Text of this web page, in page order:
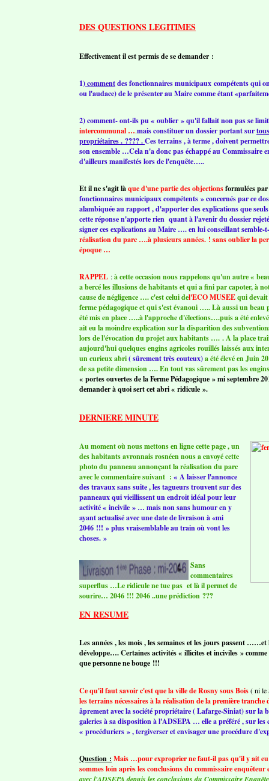
DES QUESTIONS LEGITIMES
Effectivement il est permis de se demander :
1)commentdes fonctionnaires municipaux compétents qui
ou l'audace) de le présenter au Maire comme étant
2) comment- ont-ils pu « oublier » qu'il fallait non pas se
intercommunal ….mais constituer un dossier portant sur
propriétaires . ???? .Ces terrains , à terme , doivent
son ensemble …Cela n'a donc pas échappé au Commissaire
d'ailleurs manifestés lors de l'enquête…..
Et il ne s'agit làque d'une partie des objectionsformulées
fonctionnaires municipaux compétents » concernés par ce
alambiquée au rapport , d'apporter des explications que
cette réponse n'apporte rien quant à l'avenir du dossier
signer ces explications au Maire …. en lui conseillant
réalisation du parc ….à plusieurs années. ! sans oublier la
époque …
RAPPEL :à cette occasion nous rappelons qu'un autre «
a bercé les illusions de habitants et qui a fini par capoter, à
cause de négligence …. c'est celui del'ECO MUSEEqui
ferme pédagogique et qui s'est évanoui ….. Là aussi un beau
été mis en place …..à l'approche d'élections….puis a été
ait eu la moindre explication sur la disparition des
lors de l'évocation du projet aux habitants …. . A la place
aujourd'hui quelques engins agricoles rouillés laissés aux
un curieux abri( sûrement très couteux)a été élevé en Juin
de sa petite dimension …. En tout vas sûrement pas les
« portes ouvertes de la Ferme Pédagogique » mi septembre
demander à quoi sert cet abri « ridicule ».
DERNIERE MINUTE
Au moment où nous mettons en ligne cette page , un
des habitants avronnais rosnéen nous a envoyé cette
photo du panneau annonçant la réalisation du parc
avec le commentaire suivant : « A laisser l'annonce
des travaux sans suite , les tagueurs trouvent sur des
panneaux qui vieillissent un endroit idéal pour leur
activité « incivile » … mais non sans humour en y
ayant actualisé avec une date de livraison à «mi
2046 !!! » plus vraisemblable au train où vont les
choses. »
Sans
commentaires
superflus …Le ridicule ne tue pas et là il permet de
sourire… 2046 !!! 2046 ..une prédiction ???
EN RESUME
Les années , les mois , les semaines et les jours passent
développe…. Certaines activités « illicites et inciviles »
que personne ne bouge !!!
Ce qu'il faut savoir c'est que la ville de Rosny sous Bois( ni le
les terrains nécessaires à la réalisation de la première
âprement avec la société propriétaire ( Lafarge-Siniat) sur la
galeries à sa disposition à l'ADSEPA … elle a préféré , sur
« procéduriers » , tergiverser et envisager une procédure
Question : Mais …pour exproprier ne faut-il pas qu'il y ait
sommes loin après les conclusions du commissaire
avec l'ADSEPA depuis les conclusions du Commissaire